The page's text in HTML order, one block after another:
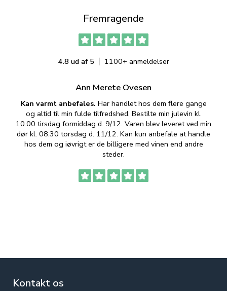
Fremragende
4.8 ud af 5 1100+ anmeldelser
Ann Merete Ovesen
Kan varmt anbefales. Har handlet hos dem flere gange
og altid til min fulde tilfredshed. Bestilte min julevin kl.
10.00 tirsdag formiddag d. 9/12. Varen blev leveret ved min
dør kl. 08.30 torsdag d. 11/12. Kan kun anbefale at handle
hos dem og iøvrigt er de billigere med vinen end andre
steder.
Kontakt os